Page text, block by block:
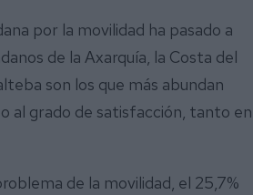
por la movilidad ha pasado a
de la Axarquía, la Costa del
son los que más abundan
al grado de satisfacción, tanto en
de la movilidad, el 25,7%